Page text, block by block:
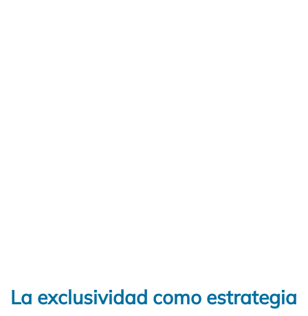
La exclusividad como estrategia